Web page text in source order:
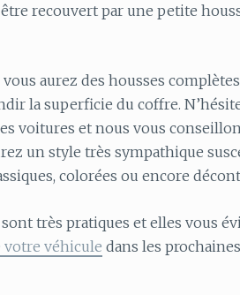
recouvert par une petite
vous aurez des housses
la superficie du coffre.
voitures et nous vous
un style très sympathique
colorées ou encore
très pratiques et elles vous
votre véhicule dans les